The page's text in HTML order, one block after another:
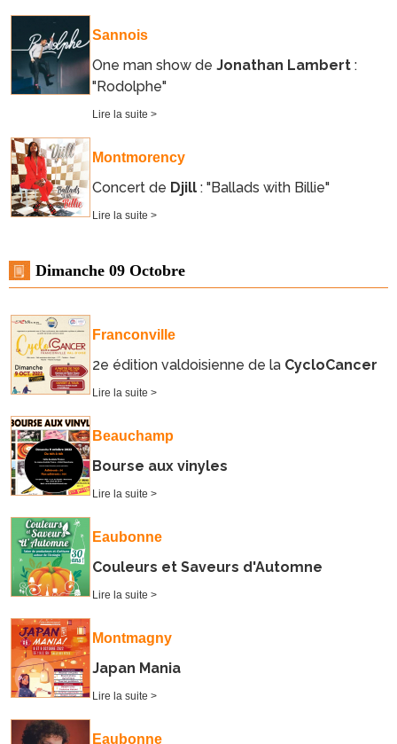
Sannois
One man show de Jonathan Lambert :
"Rodolphe"
Lire la suite >
Montmorency
Concert de Djill : "Ballads with Billie"
Lire la suite >
Dimanche 09 Octobre
Franconville
2e édition valdoisienne de la CycloCancer
Lire la suite >
Beauchamp
Bourse aux vinyles
Lire la suite >
Eaubonne
Couleurs et Saveurs d'Automne
Lire la suite >
Montmagny
Japan Mania
Lire la suite >
Eaubonne